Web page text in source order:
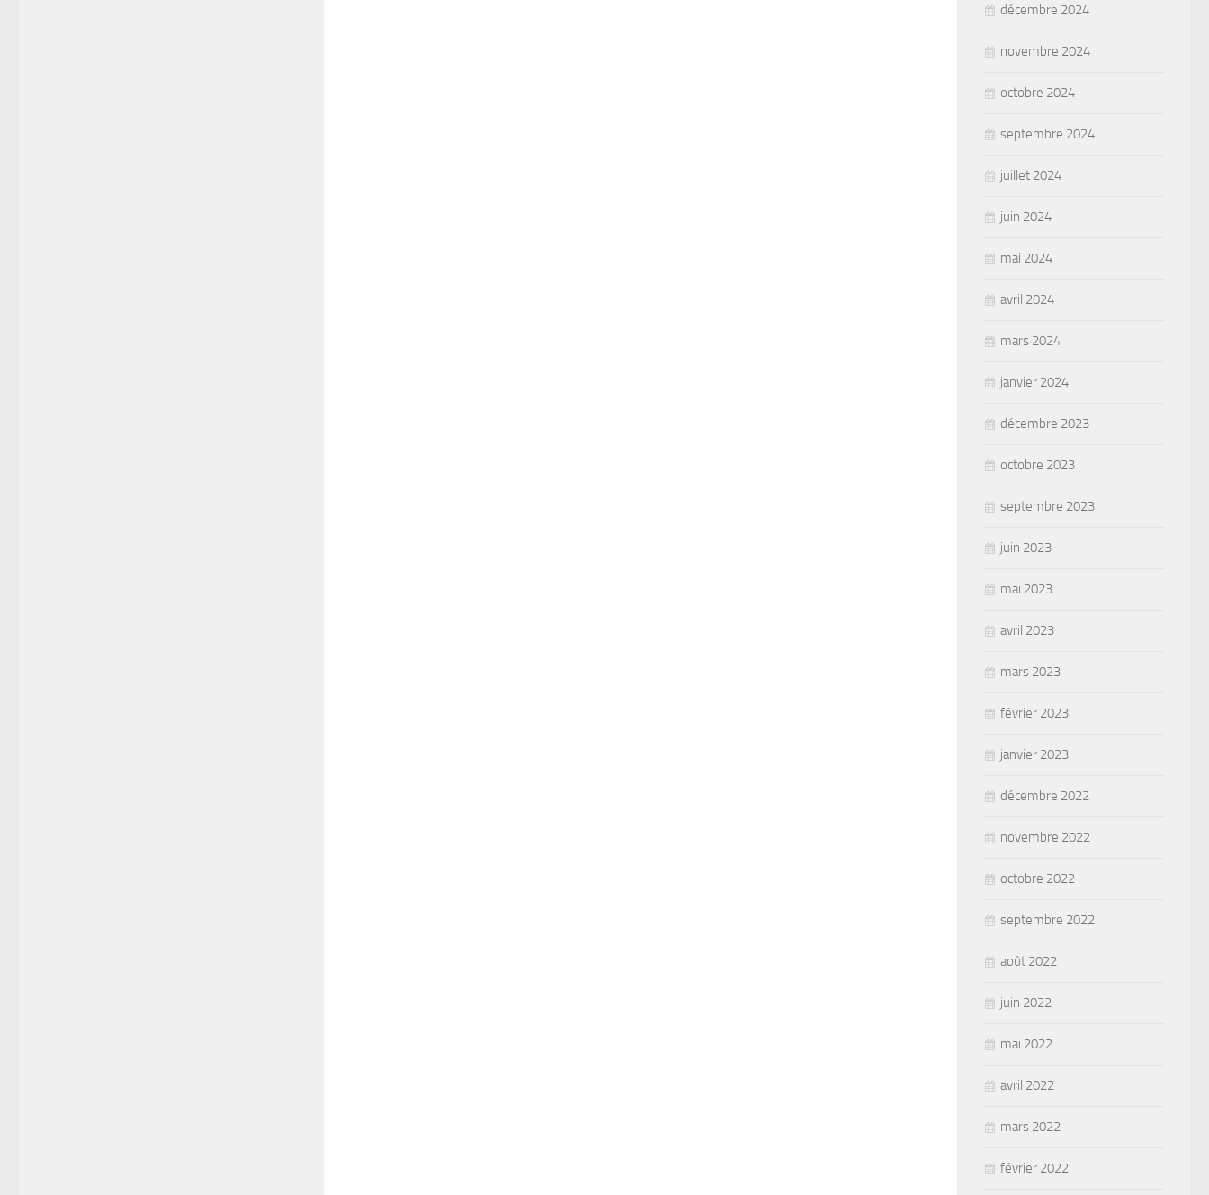
décembre 2024
novembre 2024
octobre 2024
septembre 2024
juillet 2024
juin 2024
mai 2024
avril 2024
mars 2024
janvier 2024
décembre 2023
octobre 2023
septembre 2023
juin 2023
mai 2023
avril 2023
mars 2023
février 2023
janvier 2023
décembre 2022
novembre 2022
octobre 2022
septembre 2022
août 2022
juin 2022
mai 2022
avril 2022
mars 2022
février 2022